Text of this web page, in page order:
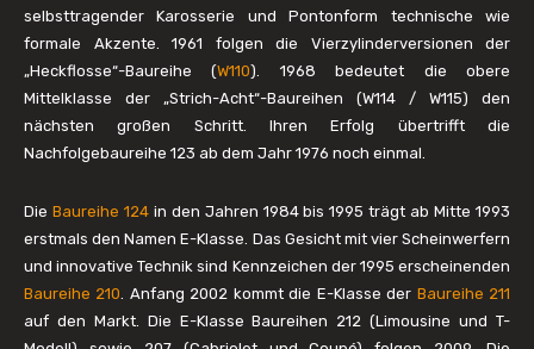
selbsttragender Karosserie und Pontonform technische wie
formale Akzente. 1961 folgen die Vierzylinderversionen der
„Heckflosse“-Baureihe (W110). 1968 bedeutet die obere
Mittelklasse der „Strich-Acht“-Baureihen (W114 / W115) den
nächsten großen Schritt. Ihren Erfolg übertrifft die
Nachfolgebaureihe 123 ab dem Jahr 1976 noch einmal.
Die Baureihe 124in den Jahren 1984 bis 1995 trägt ab Mitte 1993
erstmals den Namen E-Klasse. Das Gesicht mit vier Scheinwerfern
und innovative Technik sind Kennzeichen der 1995 erscheinenden
Baureihe 210. Anfang 2002 kommt die E-Klasse der Baureihe 211
auf den Markt. Die E-Klasse Baureihen 212 (Limousine und T-